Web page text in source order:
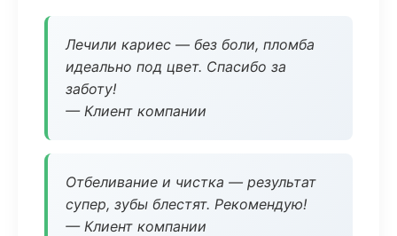
Лечили кариес — без боли, пломба
идеально под цвет. Спасибо за
заботу!
— Клиент компании
Отбеливание и чистка — результат
супер, зубы блестят. Рекомендую!
— Клиент компании